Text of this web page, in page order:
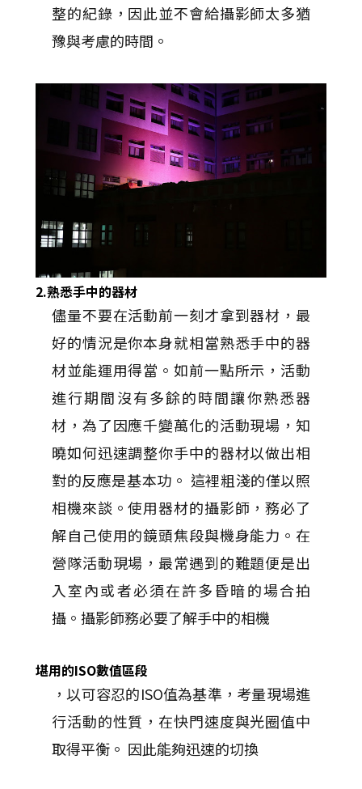
整的紀錄，因此並不會給攝影師太多猶
豫與考慮的時間。
2.熟悉手中的器材
儘量不要在活動前一刻才拿到器材，最
好的情況是你本身就相當熟悉手中的器
材並能運用得當。如前一點所示，活動
進行期間沒有多餘的時間讓你熟悉器
材，為了因應千變萬化的活動現場，知
曉如何迅速調整你手中的器材以做出相
對的反應是基本功。 這裡粗淺的僅以照
相機來談。使用器材的攝影師，務必了
解自己使用的鏡頭焦段與機身能力。在
營隊活動現場，最常遇到的難題便是出
入室內或者必須在許多昏暗的場合拍
攝。攝影師務必要了解手中的相機
堪用的ISO數值區段
，以可容忍的ISO值為基準，考量現場進
行活動的性質，在快門速度與光圈值中
取得平衡。 因此能夠迅速的切換